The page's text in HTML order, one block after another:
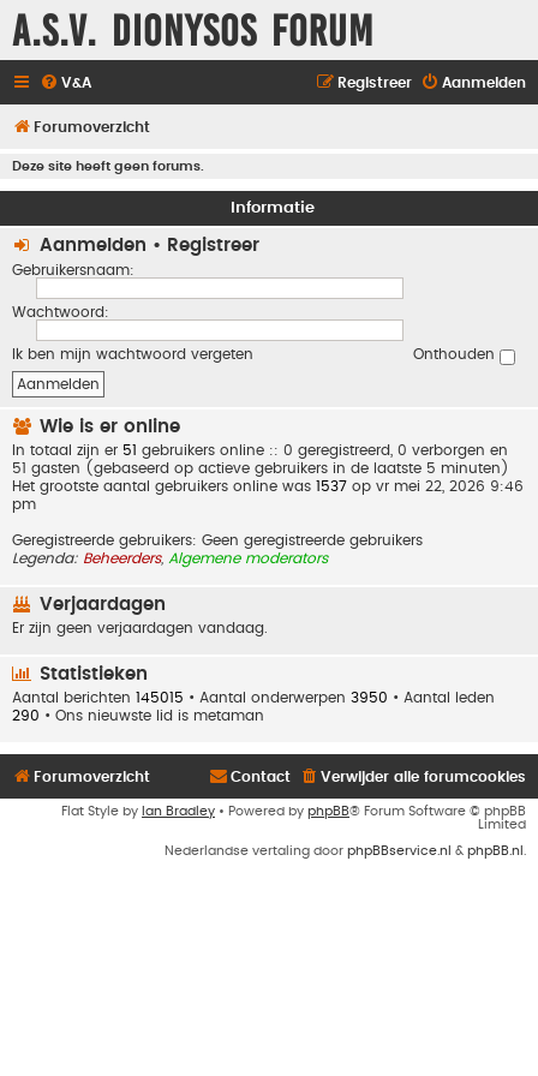
A.S.V. Dionysos Forum
V&A Aanmelden
Registreer
Forumoverzicht
Deze site heeft geen forums.
Informatie
Aanmelden • Registreer
Gebruikersnaam:
Wachtwoord:
Ik ben mijn wachtwoord vergeten Onthouden
Wie is er online
In totaal zijn er 51 gebruikers online :: 0 geregistreerd, 0 verborgen en
51 gasten (gebaseerd op actieve gebruikers in de laatste 5 minuten)
Het grootste aantal gebruikers online was 1537 op vr mei 22, 2026 9:46
pm
Geregistreerde gebruikers: Geen geregistreerde gebruikers
Legenda: Beheerders, Algemene moderators
Verjaardagen
Er zijn geen verjaardagen vandaag.
Statistieken
Aantal berichten 145015 • Aantal onderwerpen 3950 • Aantal leden
290 • Ons nieuwste lid is metaman
Forumoverzicht Verwijder alle forumcookies
Contact
Flat Style by Ian Bradley • Powered by phpBB® Forum Software © phpBB
Limited
Nederlandse vertaling door phpBBservice.nl & phpBB.nl